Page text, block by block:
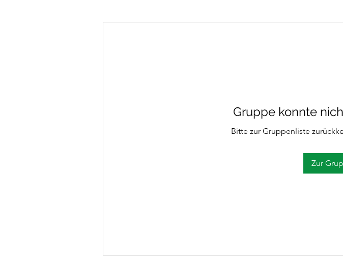
Gruppe konnte
Bitte zur Gruppenliste
Zur